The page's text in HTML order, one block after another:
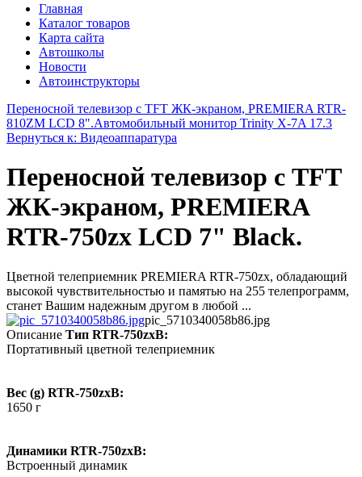
Главная
Каталог товаров
Карта сайта
Автошколы
Новости
Автоинструкторы
Переносной телевизор с TFT ЖК-экраном, PREMIERA RTR-
810ZM LCD 8".Автомобильный монитор Trinity X-7A 17.3
Вернуться к: Видеоаппаратура
Переносной телевизор с TFT
ЖК-экраном, PREMIERA
RTR-750zx LCD 7" Black.
Цветной телеприемник PREMIERA RTR-750zx, обладающий
высокой чувствительностью и памятью на 255 телепрограмм,
станет Вашим надежным другом в любой ...
pic_5710340058b86.jpg
Описание Тип RTR-750zxB:
Портативный цветной телеприемник
Вес (g) RTR-750zxB:
1650 г
Динамики RTR-750zxB:
Встроенный динамик